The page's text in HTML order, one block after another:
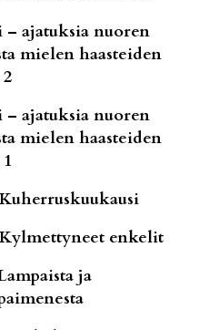
– ajatuksia nuoren
mielen haasteiden
– ajatuksia nuoren
mielen haasteiden
Kuherruskuukausi
Kylmettyneet enkelit
ja